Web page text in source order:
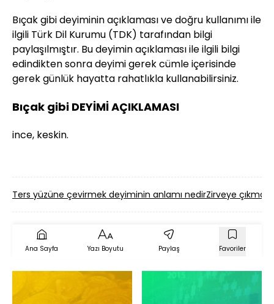
Bıçak gibi deyiminin açıklaması ve doğru kullanımı ile
ilgili Türk Dil Kurumu (TDK) tarafından bilgi
paylaşılmıştır. Bu deyimin açıklaması ile ilgili bilgi
edindikten sonra deyimi gerek cümle içerisinde
gerek günlük hayatta rahatlıkla kullanabilirsiniz.
Bıçak gibi DEYİMİ AÇIKLAMASI
ince, keskin.
Ters yüzüne çevirmek deyiminin anlamı nedirZirveye
Ana Sayfa Yazı Boyutu Paylaş Favoriler